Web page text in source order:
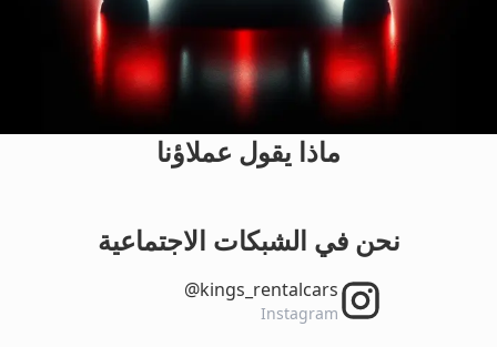
ماذا يقول عملاؤنا
نحن في الشبكات الاجتماعية
‎@kings_rentalcars
Instagram